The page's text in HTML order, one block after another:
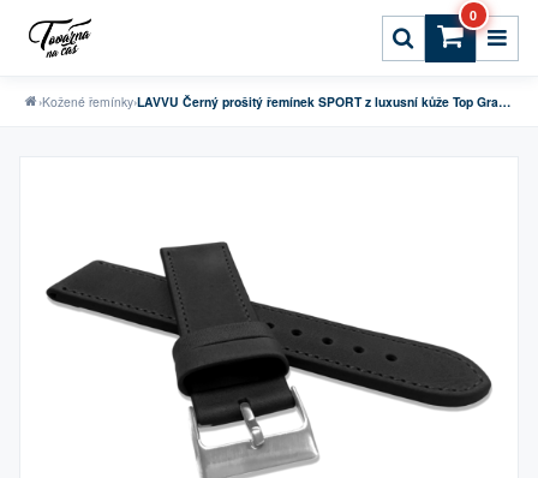
0
›Kožené řemínky› LAVVU Černý prošitý řemínek SPORT z luxusní kůže Top Grain - 26